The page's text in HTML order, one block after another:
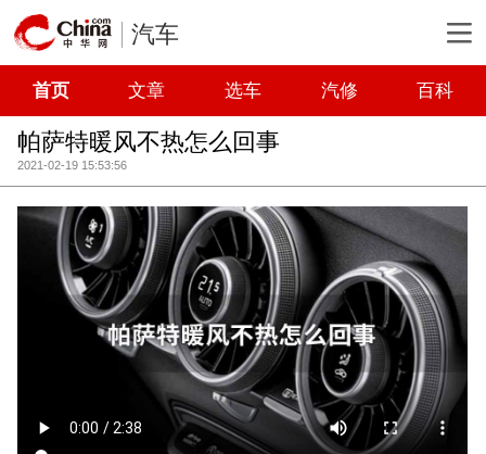
汽车
首页 文章 选车 汽修 百科
帕萨特暖风不热怎么回事
2021-02-19 15:53:56